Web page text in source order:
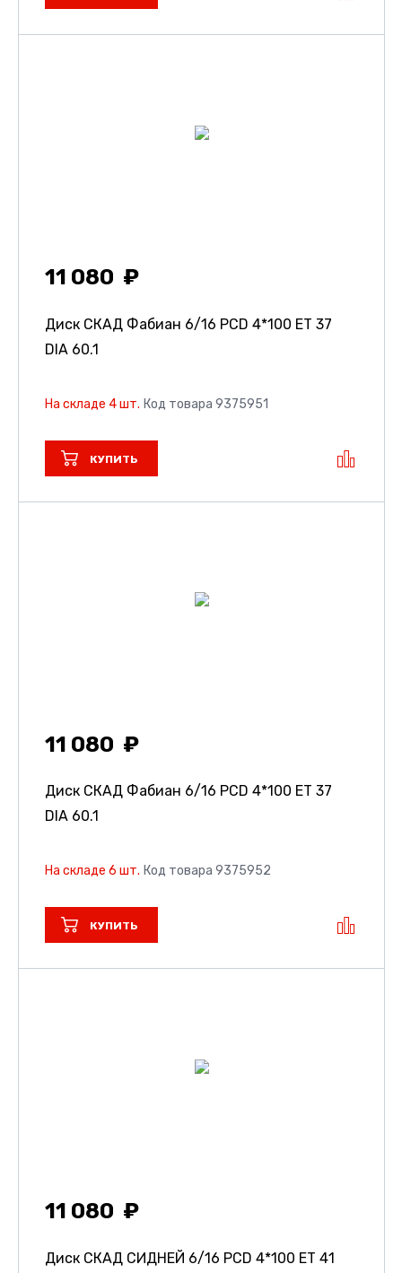
11 080
Диск СКАД Фабиан 6/16 PCD 4*100 ET 37
DIA 60.1
На складе 4 шт. Код товара 9375951
КУПИТЬ
11 080
Диск СКАД Фабиан 6/16 PCD 4*100 ET 37
DIA 60.1
На складе 6 шт. Код товара 9375952
КУПИТЬ
11 080
Диск СКАД СИДНЕЙ 6/16 PCD 4*100 ET 41